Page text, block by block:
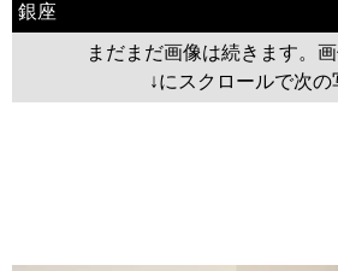
銀座
まだまだ画像は続きます。画
↓にスクロールで次の